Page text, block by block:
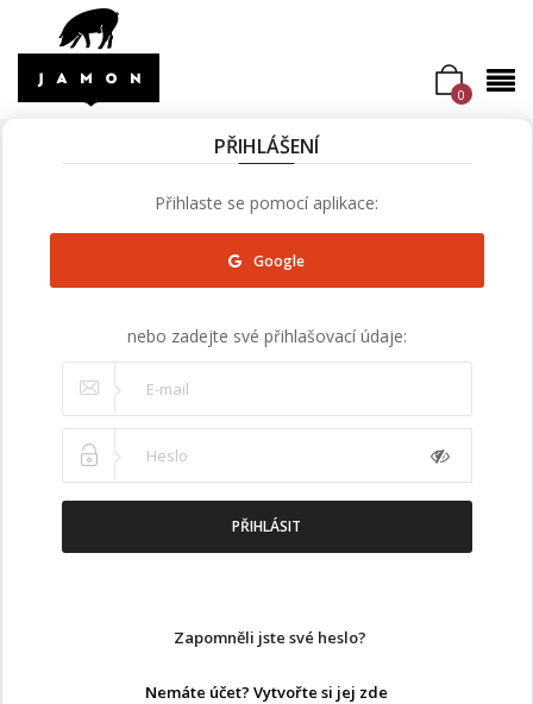
0
PŘIHLÁŠENÍ
Přihlaste se pomocí aplikace:
Google
nebo zadejte své přihlašovací údaje:
PŘIHLÁSIT
Zapomněli jste své heslo?
Nemáte účet? Vytvořte si jej zde